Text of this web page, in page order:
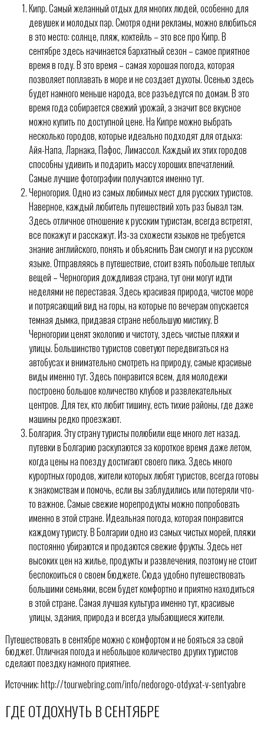
Кипр. Самый желанный отдых для многих людей, особенно для
девушек и молодых пар. Смотря одни рекламы, можно влюбиться
в это место: солнце, пляж, коктейль – это все про Кипр. В
сентябре здесь начинается бархатный сезон – самое приятное
время в году. В это время – самая хорошая погода, которая
позволяет поплавать в море и не создает духоты. Осенью здесь
будет намного меньше народа, все разъедутся по домам. В это
время года собирается свежий урожай, а значит все вкусное
можно купить по доступной цене. На Кипре можно выбрать
несколько городов, которые идеально подходят для отдыха:
Айя-Напа, Ларнака, Пафос, Лимассол. Каждый их этих городов
способны удивить и подарить массу хороших впечатлений.
Самые лучшие фотографии получаются именно тут.
Черногория. Одно из самых любимых мест для русских туристов.
Наверное, каждый любитель путешествий хоть раз бывал там.
Здесь отличное отношение к русским туристам, всегда встретят,
все покажут и расскажут. Из-за схожести языков не требуется
знание английского, понять и объяснить Вам смогут и на русском
языке. Отправляясь в путешествие, стоит взять побольше теплых
вещей – Черногория дождливая страна, тут они могут идти
неделями не переставая. Здесь красивая природа, чистое море
и потрясающий вид на горы, на которые по вечерам опускается
темная дымка, придавая стране небольшую мистику. В
Черногории ценят экологию и чистоту, здесь чистые пляжи и
улицы. Большинство туристов советуют передвигаться на
автобусах и внимательно смотреть на природу, самые красивые
виды именно тут. Здесь понравится всем, для молодежи
построено большое количество клубов и развлекательных
центров. Для тех, кто любит тишину, есть тихие районы, где даже
машины редко проезжают.
Болгария. Эту страну туристы полюбили еще много лет назад.
путевки в Болгарию раскупаются за короткое время даже летом,
когда цены на поезду достигают своего пика. Здесь много
курортных городов, жители которых любят туристов, всегда готовы
к знакомствам и помочь, если вы заблудились или потеряли что-
то важное. Самые свежие морепродукты можно попробовать
именно в этой стране. Идеальная погода, которая понравится
каждому туристу. В Болгарии одно из самых чистых морей, пляжи
постоянно убираются и продаются свежие фрукты. Здесь нет
высоких цен на жилье, продукты и развлечения, поэтому не стоит
беспокоиться о своем бюджете. Сюда удобно путешествовать
большими семьями, всем будет комфортно и приятно находиться
в этой стране. Самая лучшая культура именно тут, красивые
улицы, здания, природа и всегда улыбающиеся жители.
Путешествовать в сентябре можно с комфортом и не бояться за свой
бюджет. Отличная погода и небольшое количество других туристов
сделают поездку намного приятнее.
Источник: http://tourwebring.com/info/nedorogo-otdyxat-v-sentyabre
ГДЕ ОТДОХНУТЬ В СЕНТЯБРЕ